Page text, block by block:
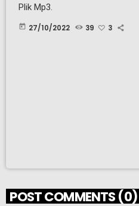
Plik Mp3.
today 27/10/2022 39 3
POST COMMENTS (0)